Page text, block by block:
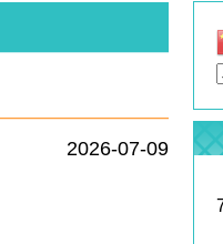
2026-07-09